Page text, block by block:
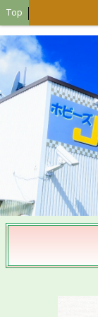
Top